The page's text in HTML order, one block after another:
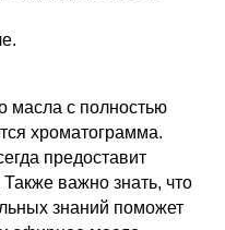
масла с полностью
хроматограмма.
предоставит
важно знать, что
знаний поможет